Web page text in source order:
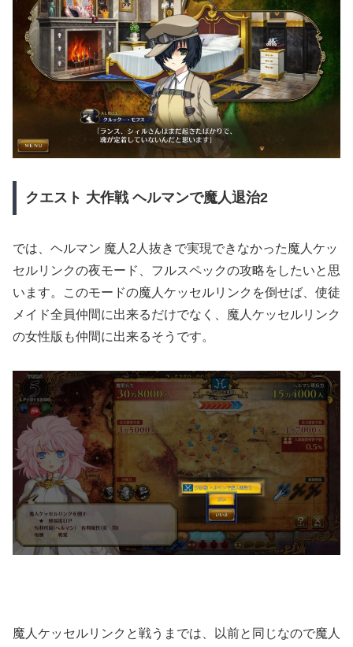
クエスト 大作戦 ヘルマンで魔人退治2
では、ヘルマン 魔人2人抜きで実現できなかった魔人ケッ
セルリンクの夜モード、フルスペックの攻略をしたいと思
います。このモードの魔人ケッセルリンクを倒せば、使徒
メイド全員仲間に出来るだけでなく、魔人ケッセルリンク
の女性版も仲間に出来るそうです。
魔人ケッセルリンクと戦うまでは、以前と同じなので魔人